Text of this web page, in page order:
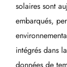
solaires sont
embarqués,
intégrés dans